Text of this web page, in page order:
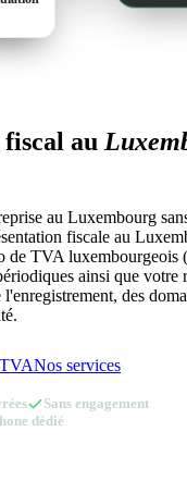
fiches paysau
au Luxembourg
fiscale au
de TVA luxembourgeois
ainsi que votre
des
Nos services
Sans engagement
dédié